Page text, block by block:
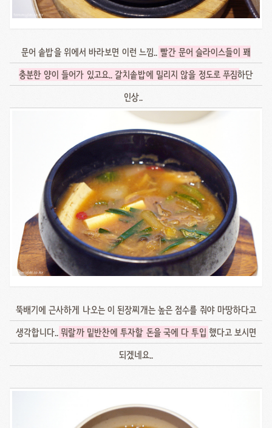
문어 솥밥을 위에서 바라보면 이런 느낌.. 빨간 문어 슬라이스들이 꽤
충분한 양이 들어가 있고요.. 갈치솥밥에 밀리지 않을 정도로 푸짐하단
인상..
뚝배기에 근사하게 나오는 이 된장찌개는 높은 점수를 줘야 마땅하다고
생각합니다..뭐랄까 밑반찬에 투자할 돈을 국에 다 투입 했다고 보시면
되겠네요..